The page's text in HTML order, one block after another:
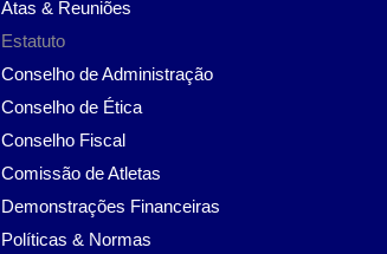
Atas & Reuniões
Estatuto
Conselho de Administração
Conselho de Ética
Conselho Fiscal
Comissão de Atletas
Demonstrações Financeiras
Políticas & Normas